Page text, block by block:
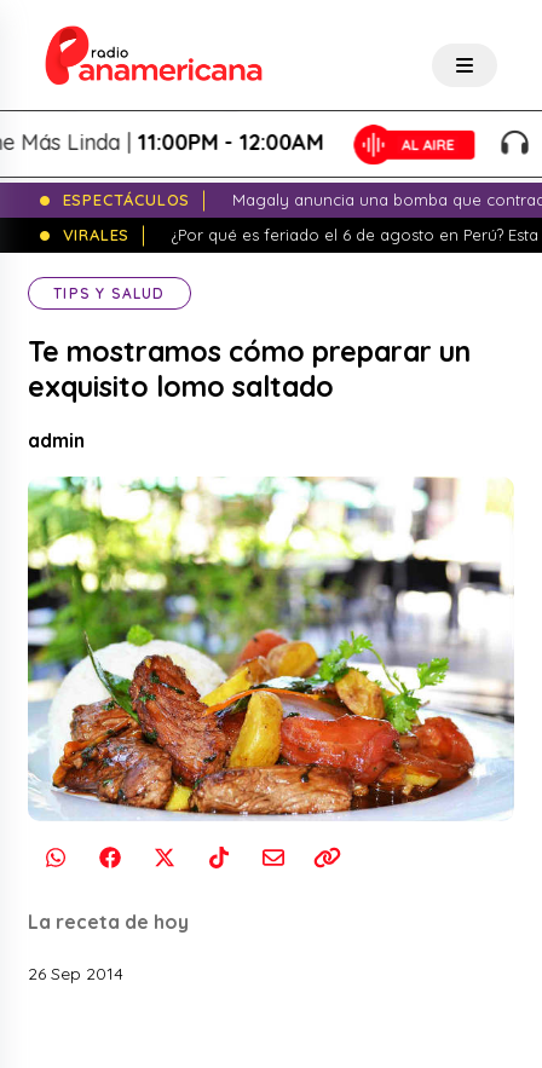
Linda |11:00PM - 12:00AM La
ESPECTÁCULOS
Magaly anuncia una bomba que
VIRALES
¿Por qué es feriado el 6 de agosto en Perú?
TIPS Y SALUD
Te mostramos cómo preparar un
exquisito lomo saltado
admin
La receta de hoy
26 Sep 2014